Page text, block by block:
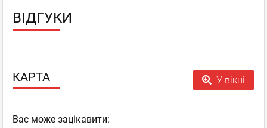
ВІДГУКИ
КАРТА У вікні
Вас може зацікавити: